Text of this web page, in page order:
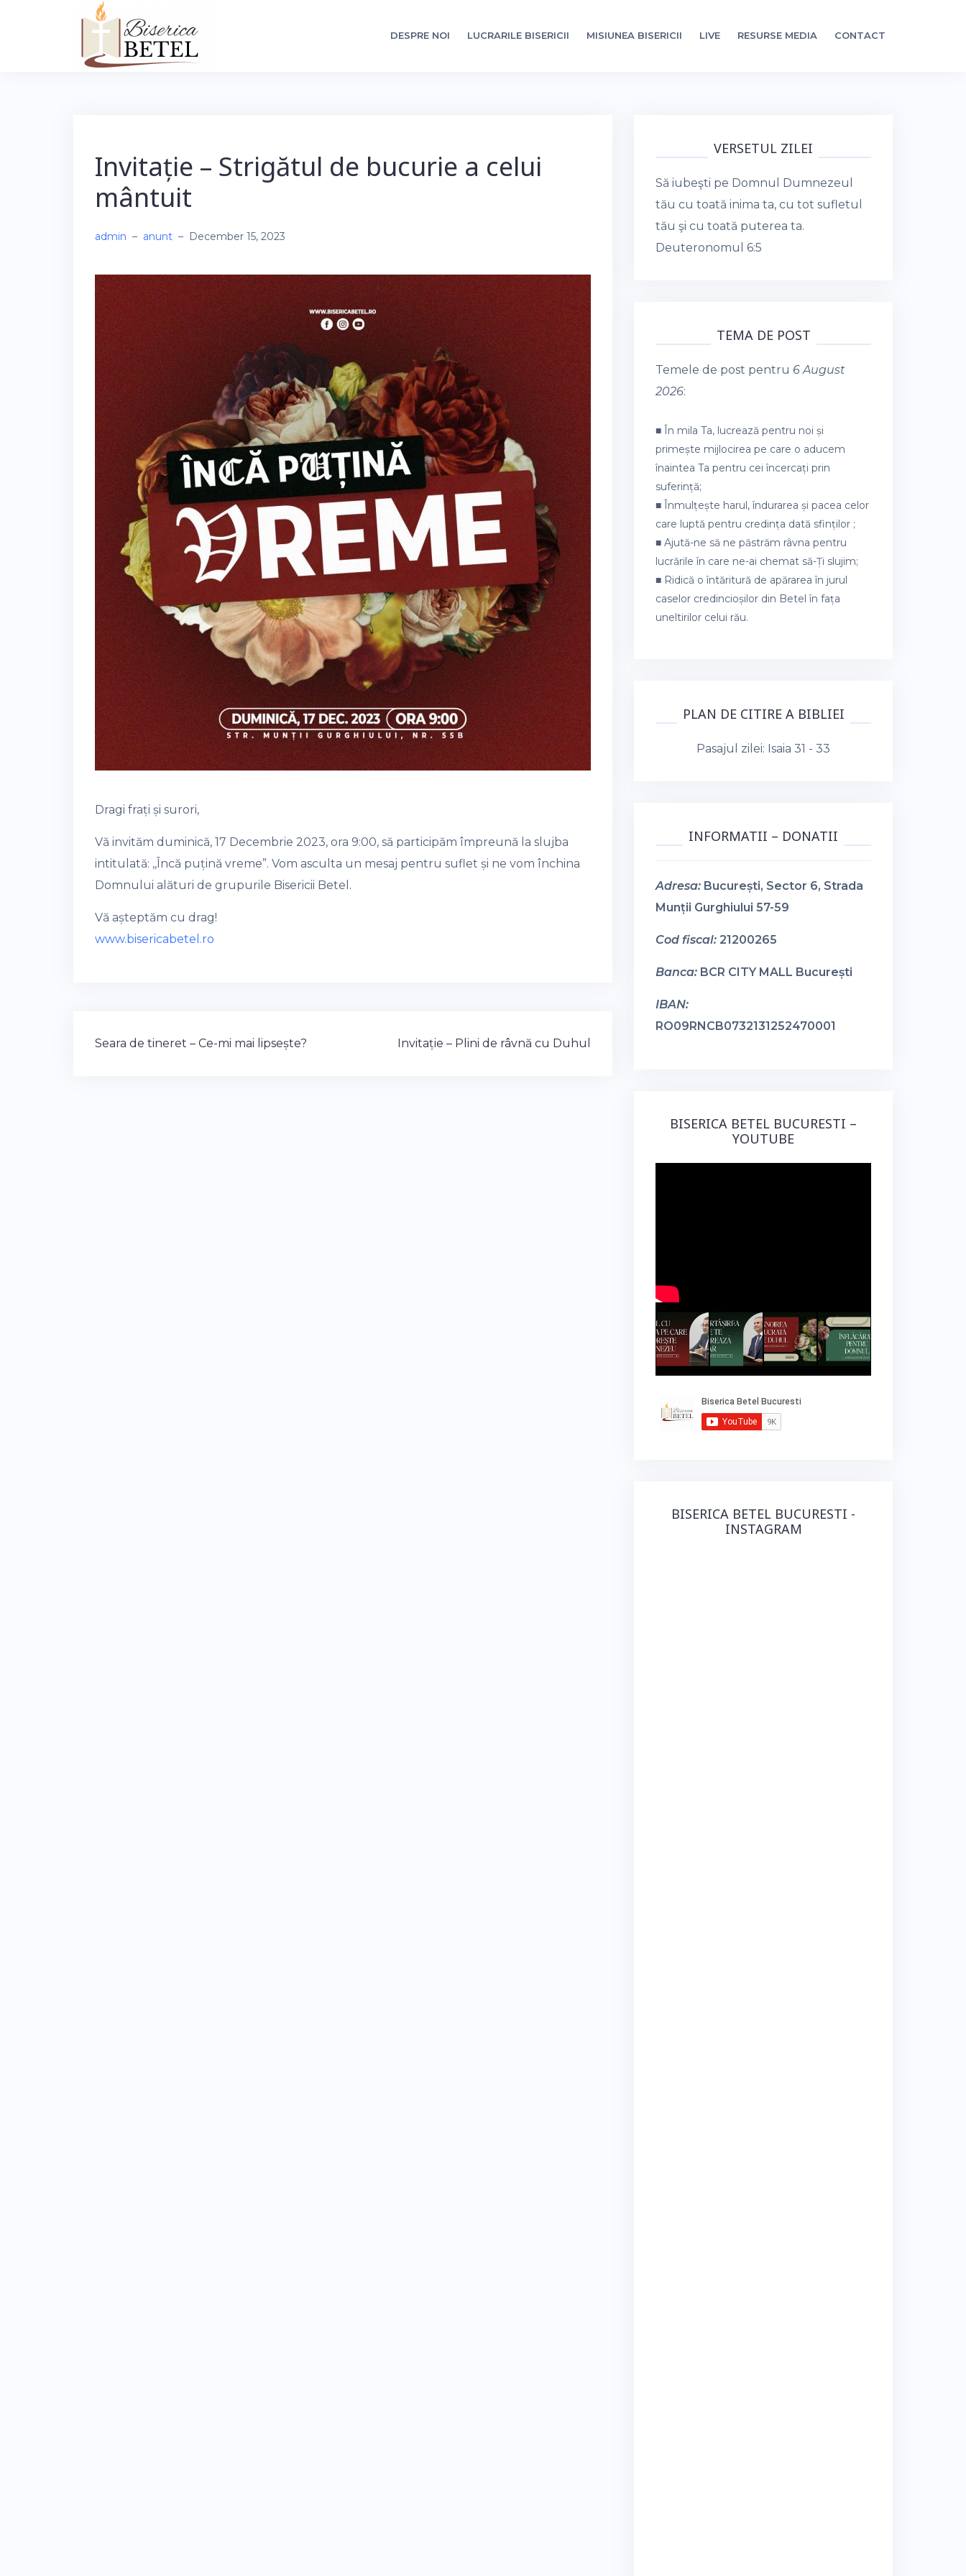
DESPRE NOI LUCRARILE BISERICII MISIUNEA BISERICII LIVE RESURSE MEDIA CONTACT
Invitație – Strigătul de bucurie a celui
mântuit
admin – anunt – December 15, 2023
Dragi frați și surori,
Vă invităm duminică, 17 Decembrie 2023, ora 9:00, să participăm împreună la slujba
intitulată: ,,Încă puțină vreme”. Vom asculta un mesaj pentru suflet și ne vom închina
Domnului alături de grupurile Bisericii Betel.
Vă așteptăm cu drag!
www.bisericabetel.ro
Post
Seara de tineret – Ce-mi mai lipsește? Invitație – Plini de râvnă cu Duhul
VERSETUL ZILEI
Să iubeşti pe Domnul Dumnezeul
tău cu toată inima ta, cu tot sufletul
tău şi cu toată puterea ta.
Deuteronomul 6:5
TEMA DE POST
Temele de post pentru 6 August
2026:
■ În mila Ta, lucrează pentru noi și
primește mijlocirea pe care o aducem
înaintea Ta pentru cei încercați prin
suferință;
■ Înmulțește harul, îndurarea și pacea celor
care luptă pentru credința dată sfinților ;
■ Ajută-ne să ne păstrăm râvna pentru
lucrările în care ne-ai chemat să-Ți slujim;
■ Ridică o întăritură de apărarea în jurul
caselor credincioșilor din Betel în fața
uneltirilor celui rău.
PLAN DE CITIRE A BIBLIEI
Pasajul zilei: Isaia 31 - 33
INFORMATII – DONATII
Adresa: București, Sector 6, Strada
Munții Gurghiului 57-59
Cod fiscal: 21200265
Banca: BCR CITY MALL București
IBAN:
RO09RNCB0732131252470001
BISERICA BETEL BUCURESTI –
YOUTUBE
BISERICA BETEL BUCURESTI -
INSTAGRAM